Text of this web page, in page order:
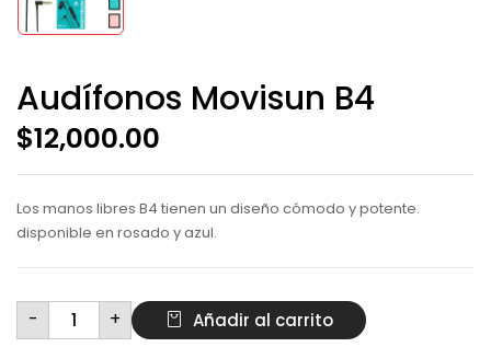
Audífonos Movisun B4
$12,000.00
Los manos libres B4 tienen un diseño cómodo y potente.
disponible en rosado y azul.
- Audífonos
Movisun
B4
+ Añadir al carrito